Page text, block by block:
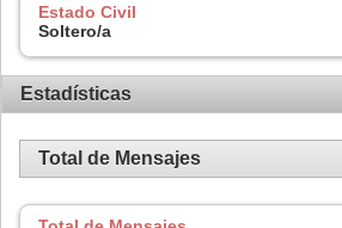
Estado Civil
Soltero/a
Estadísticas
Total de Mensajes